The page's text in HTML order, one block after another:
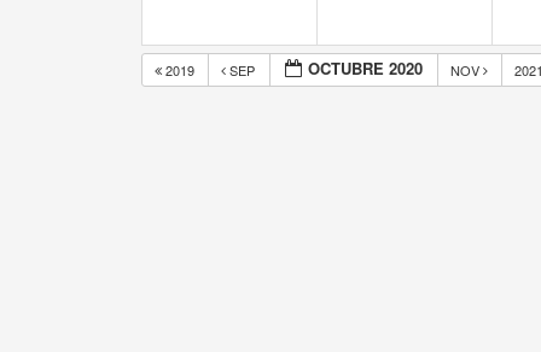
2019 SEP OCTUBRE 2020 NOV